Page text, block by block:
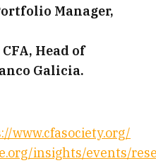
Manager,
Head of
Galicia.
www.cfasociety.org/
insights/events/